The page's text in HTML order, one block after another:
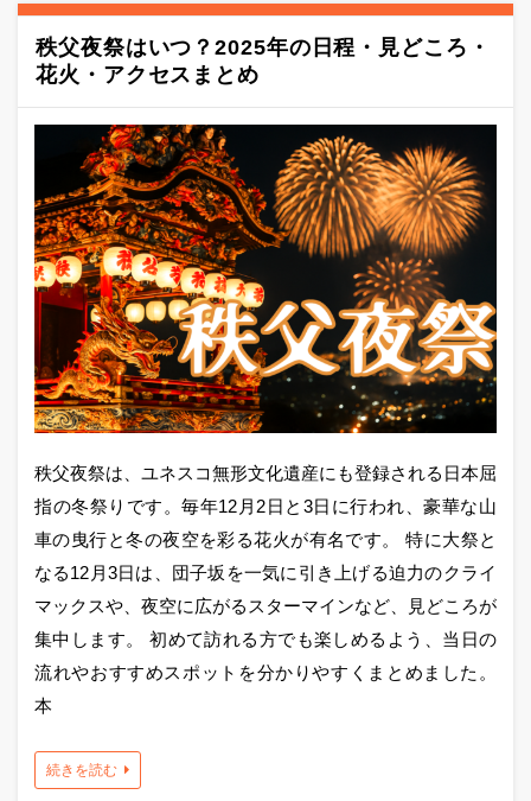
秩父夜祭はいつ？2025年の日程・見どころ・
花火・アクセスまとめ
秩父夜祭は、ユネスコ無形文化遺産にも登録される日本屈
指の冬祭りです。毎年12月2日と3日に行われ、豪華な山
車の曳行と冬の夜空を彩る花火が有名です。 特に大祭と
なる12月3日は、団子坂を一気に引き上げる迫力のクライ
マックスや、夜空に広がるスターマインなど、見どころが
集中します。 初めて訪れる方でも楽しめるよう、当日の
流れやおすすめスポットを分かりやすくまとめました。
本
続きを読む